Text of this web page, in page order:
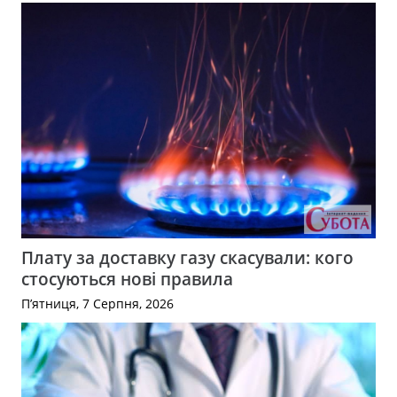
Плату за доставку газу скасували: кого
стосуються нові правила
П’ятниця, 7 Серпня, 2026